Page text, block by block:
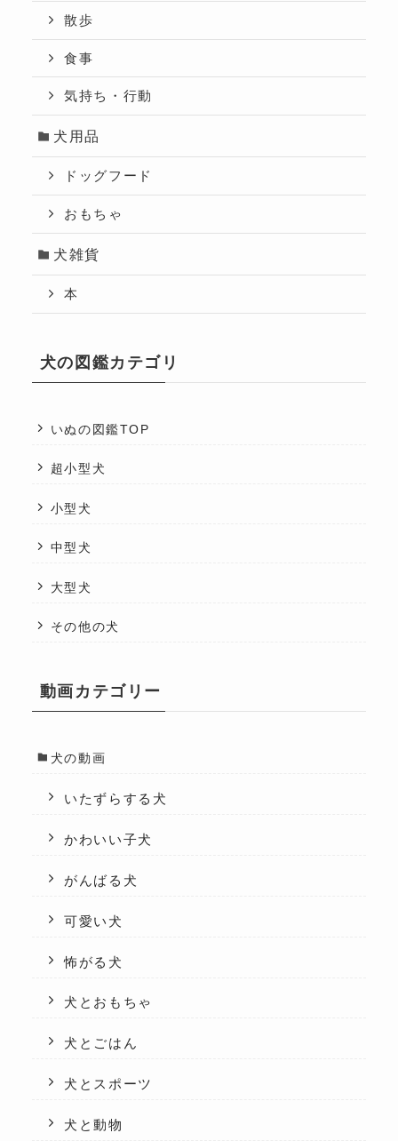
散歩
食事
気持ち・行動
犬用品
ドッグフード
おもちゃ
犬雑貨
本
犬の図鑑カテゴリ
いぬの図鑑TOP
超小型犬
小型犬
中型犬
大型犬
その他の犬
動画カテゴリー
犬の動画
いたずらする犬
かわいい子犬
がんばる犬
可愛い犬
怖がる犬
犬とおもちゃ
犬とごはん
犬とスポーツ
犬と動物